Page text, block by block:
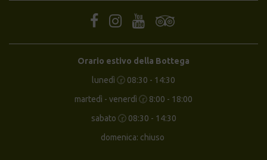
Orario estivo della Bottega
lunedì 🕝 08:30 - 14:30
martedì - venerdì 🕝 8:00 - 18:00
sabato 🕝 08:30 - 14:30
domenica: chiuso